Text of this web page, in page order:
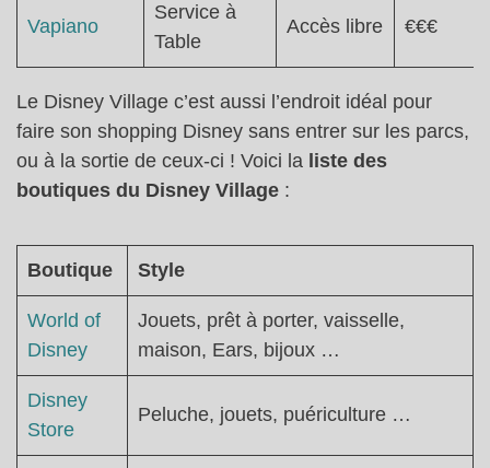
Vapiano
Service à
Table
Accès libre €€€
Le Disney Village c’est aussi l’endroit idéal pour
faire son shopping Disney sans entrer sur les parcs,
ou à la sortie de ceux-ci ! Voici la liste des
boutiques du Disney Village :
Boutique Style
World of
Disney
Jouets, prêt à porter, vaisselle,
maison, Ears, bijoux …
Disney
Store
Peluche, jouets, puériculture …